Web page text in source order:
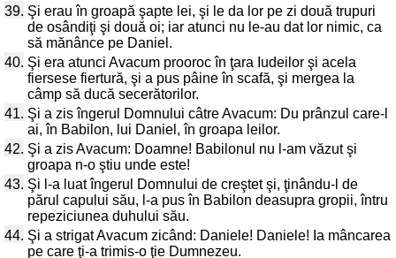
39. Şi erau în groapă şapte lei, şi le da lor pe zi două trupuri
de osândiţi şi două oi; iar atunci nu le-au dat lor nimic, ca
să mănânce pe Daniel.
40. Şi era atunci Avacum prooroc în ţara Iudeilor şi acela
fiersese fiertură, şi a pus pâine în scafă, şi mergea la
câmp să ducă secerătorilor.
41. Şi a zis îngerul Domnului câtre Avacum: Du prânzul care-l
ai, în Babilon, lui Daniel, în groapa leilor.
42. Şi a zis Avacum: Doamne! Babilonul nu l-am văzut şi
groapa n-o ştiu unde este!
43. Şi l-a luat îngerul Domnului de creştet şi, ţinându-l de
părul capului său, l-a pus în Babilon deasupra gropii, întru
repeziciunea duhului său.
44. Şi a strigat Avacum zicând: Daniele! Daniele! Ia mâncarea
pe care ţi-a trimis-o ţie Dumnezeu.